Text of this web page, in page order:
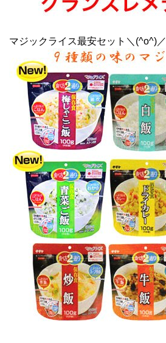
マジックライス最安セット＼(^o^)／